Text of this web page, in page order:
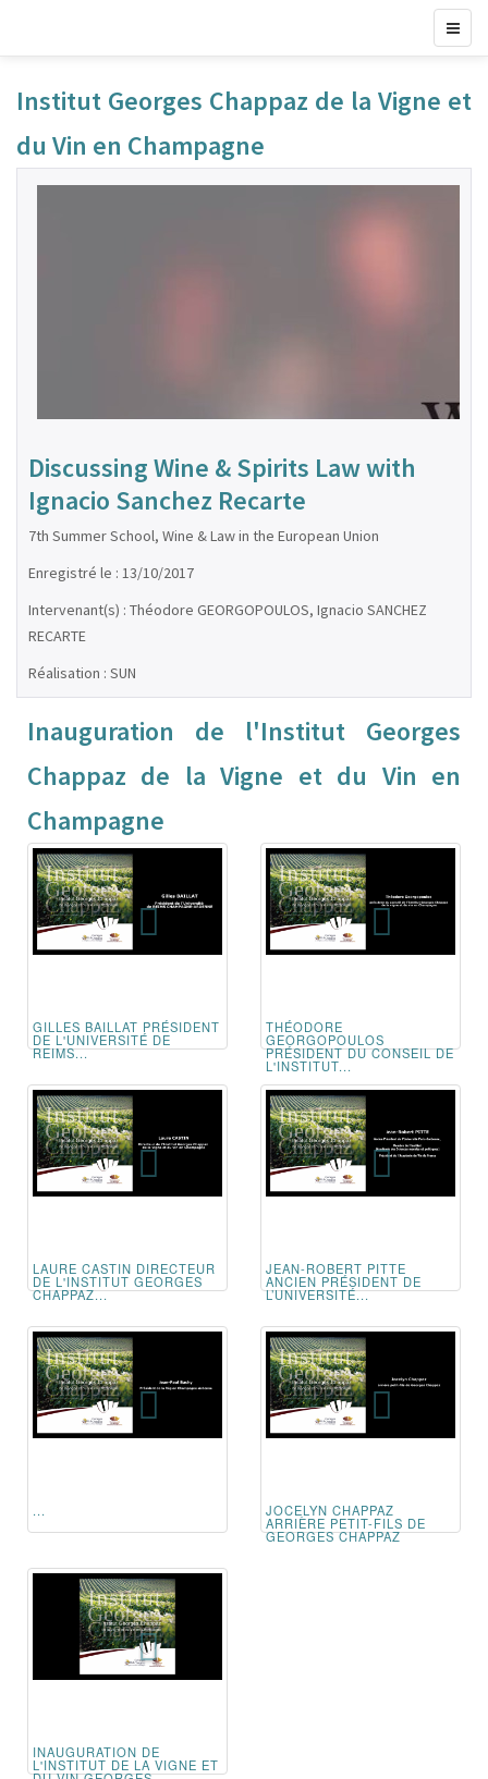
Institut Georges Chappaz de la Vigne et
du Vin en Champagne
Discussing Wine & Spirits Law with
Ignacio Sanchez Recarte
7th Summer School, Wine & Law in the European Union
Enregistré le : 13/10/2017
Intervenant(s) : Théodore GEORGOPOULOS, Ignacio SANCHEZ
RECARTE
Réalisation : SUN
Inauguration de l'Institut Georges
Chappaz de la Vigne et du Vin en
Champagne
GILLES BAILLAT PRÉSIDENT
DE L'UNIVERSITÉ DE
REIMS...
THÉODORE
GEORGOPOULOS
PRÉSIDENT DU CONSEIL DE
L'INSTITUT...
LAURE CASTIN DIRECTEUR
DE L'INSTITUT GEORGES
CHAPPAZ...
JEAN-ROBERT PITTE
ANCIEN PRÉSIDENT DE
L’UNIVERSITÉ...
... JOCELYN CHAPPAZ
ARRIÈRE PETIT-FILS DE
GEORGES CHAPPAZ
INAUGURATION DE
L'INSTITUT DE LA VIGNE ET